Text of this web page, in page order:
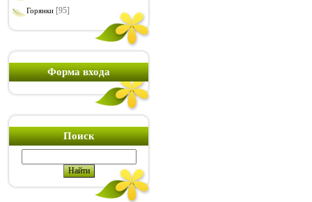
Горянки [95]
Форма входа
Поиск